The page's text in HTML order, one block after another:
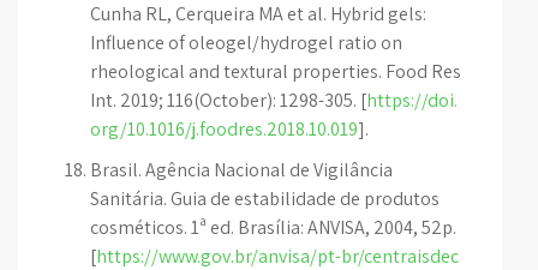
Cunha RL, Cerqueira MA et al. Hybrid gels:
Influence of oleogel/hydrogel ratio on
rheological and textural properties. Food Res
Int. 2019; 116(October): 1298-305. [https://doi.
org/10.1016/j.foodres.2018.10.019].
Brasil. Agência Nacional de Vigilância
Sanitária. Guia de estabilidade de produtos
cosméticos. 1ª ed. Brasília: ANVISA, 2004, 52p.
[https://www.gov.br/anvisa/pt-br/centraisdec